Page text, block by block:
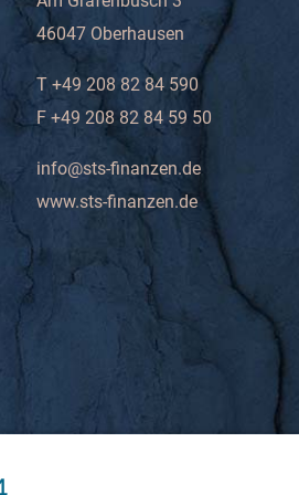
46047 Oberhausen
T +49 208 82 84 590
F +49 208 82 84 59 50
info@sts-finanzen.de
www.sts-finanzen.de